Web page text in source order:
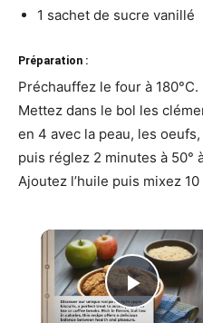
1 sachet de sucre vanillé
Préparation :
Préchauffez le four à 180°C.
Mettez dans le bol les
en 4 avec la peau, les
puis réglez 2 minutes à 50°
Ajoutez l’huile puis mixez
Play